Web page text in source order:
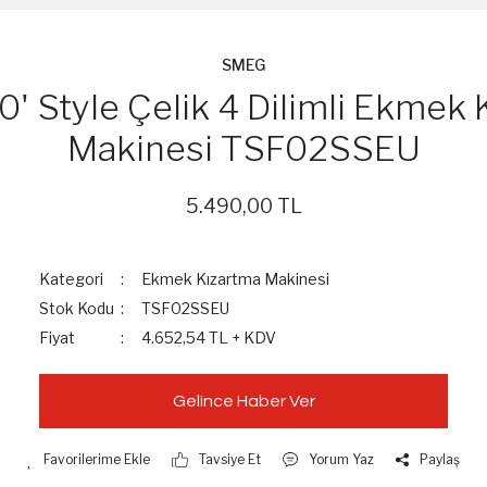
SMEG
Style Çelik 4 Dilimli Ekmek
Makinesi TSF02SSEU
5.490,00 TL
Kategori
Ekmek Kızartma Makinesi
Stok Kodu
TSF02SSEU
Fiyat
4.652,54 TL + KDV
Gelince Haber Ver
Tavsiye Et Yorum Yaz Paylaş